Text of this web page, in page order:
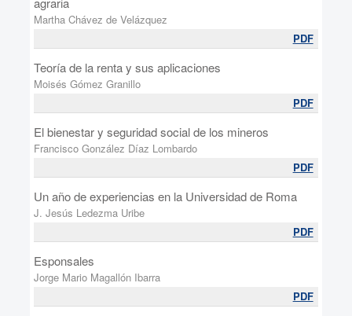
Martha Chávez de Velázquez
PDF
Teoría de la renta y sus aplicaciones
Moisés Gómez Granillo
PDF
El bienestar y seguridad social de los mineros
Francisco González Díaz Lombardo
PDF
Un año de experiencias en la Universidad de Roma
J. Jesús Ledezma Uribe
PDF
Esponsales
Jorge Mario Magallón Ibarra
PDF